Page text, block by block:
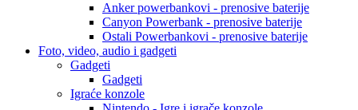
Anker powerbankovi - prenosive baterije
Canyon Powerbank - prenosive baterije
Ostali Powerbankovi - prenosive baterije
Foto, video, audio i gadgeti
Gadgeti
Gadgeti
Igraće konzole